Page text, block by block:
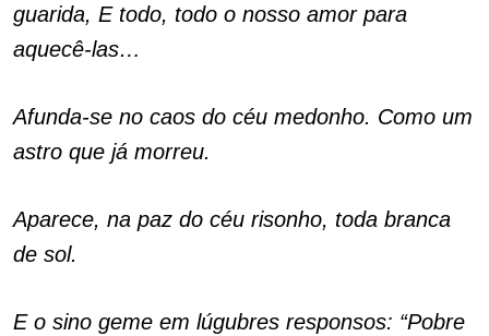
guarida, E todo, todo o nosso amor para
aquecê-las…
Afunda-se no caos do céu medonho. Como um
astro que já morreu.
Aparece, na paz do céu risonho, toda branca
de sol.
E o sino geme em lúgubres responsos: “Pobre